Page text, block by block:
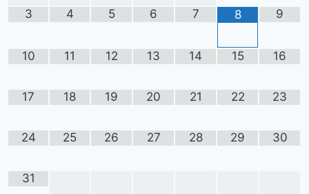
3 4 5 6 7 8 9
10 11 12 13 14 15 16
17 18 19 20 21 22 23
24 25 26 27 28 29 30
31